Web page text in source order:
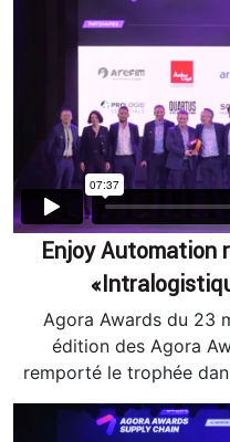
Enjoy Automation
Agora Awards du 23
édition des Agora
remporté le trophée